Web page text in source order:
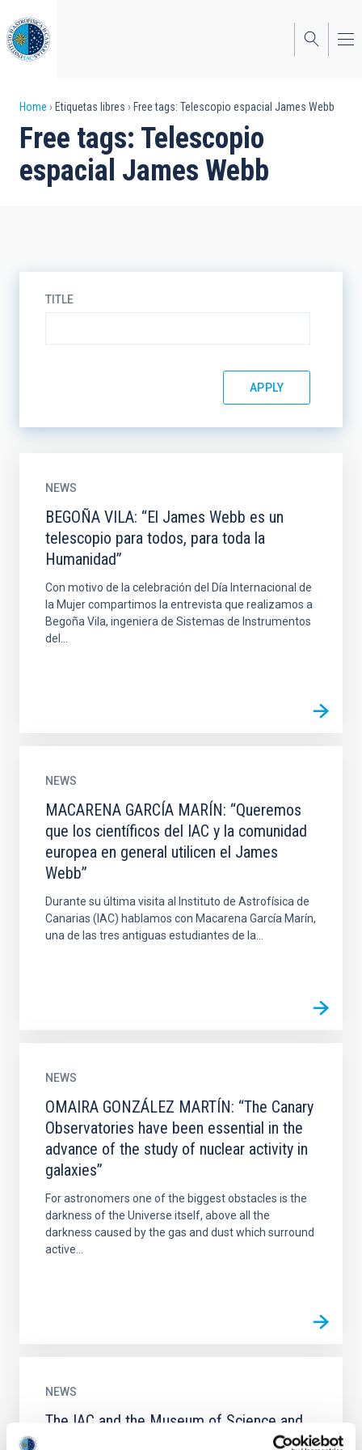
to
main
content
Breadcrumb
Home Etiquetas libres Free tags: Telescopio espacial James Webb
Free tags: Telescopio
espacial James Webb
TITLE
NEWS
BEGOÑA VILA: “El James Webb es un
telescopio para todos, para toda la
Humanidad”
Con motivo de la celebración del Día Internacional de
la Mujer compartimos la entrevista que realizamos a
Begoña Vila, ingeniera de Sistemas de Instrumentos
del...
NEWS
MACARENA GARCÍA MARÍN: “Queremos
que los científicos del IAC y la comunidad
europea en general utilicen el James
Webb”
Durante su última visita al Instituto de Astrofísica de
Canarias (IAC) hablamos con Macarena García Marín,
una de las tres antiguas estudiantes de la...
NEWS
OMAIRA GONZÁLEZ MARTÍN: “The Canary
Observatories have been essential in the
advance of the study of nuclear activity in
galaxies”
For astronomers one of the biggest obstacles is the
darkness of the Universe itself, above all the
darkness caused by the gas and dust which surround
active...
NEWS
The IAC and the Museum of Science and
the Cosmos invite the public to view the